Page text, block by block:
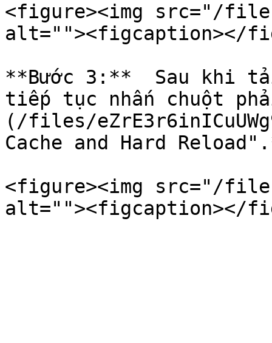
<figure><img src="/files/
alt=""><figcaption></
**Bước 3:**  Sau khi
tiếp tục nhấn chuột
(/files/
Cache and Hard
<figure><img src="/files/